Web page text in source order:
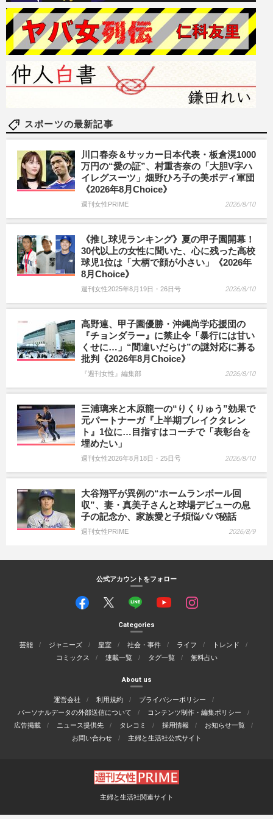
スポーツの最新記事
川口春奈＆サッカー日本代表・板倉滉1000
万円の“愛の証”、村重杏奈の「大胆V字ハ
イレグスーツ」畑野ひろ子の美ボディ軍団
《2026年8月Choice》
週刊女性PRIME 2026/8/10
《推し球児ランキング》夏の甲子園開幕！
30代以上の女性に聞いた、心に残った高校
球児1位は「大柄で顔が小さい」《2026年
8月Choice》
週刊女性2025年8月19日・26日号 2026/8/10
高野連、甲子園優勝・沖縄尚学応援団の
『チョンダラー』に禁止令「暴行には甘い
くせに…」“間違いだらけ”の謎対応に募る
批判《2026年8月Choice》
『週刊女性』編集部 2026/8/10
三浦璃来と木原龍一の“りくりゅう”効果で
元パートナーガ『上半期ブレイクタレン
ト』1位に…目指すはコーチで「表彰台を
埋めたい」
週刊女性2026年8月18日・25日号 2026/8/10
大谷翔平が異例の“ホームランボール回
収”、妻・真美子さんと球場デビューの息
子の記念か、家族愛と子煩悩パパ秘話
週刊女性PRIME 2026/8/9
公式アカウントをフォロー
Categories
芸能 ジャニーズ 皇室 社会・事件 ライフ
トレンド
コミックス
連載一覧 タグ一覧 無料占い
About us
運営会社 利用規約
プライバシーポリシー
パーソナルデータの外部送信について
コンテンツ制作・編集ポリシー
広告掲載
ニュース提供先 タレコミ 採用情報
お知らせ一覧
お問い合わせ
主婦と生活社公式サイト
主婦と生活社関連サイト